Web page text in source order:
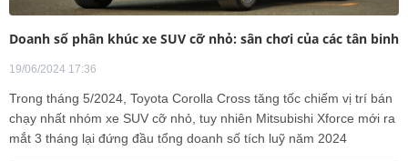
Doanh số phân khúc xe SUV cỡ nhỏ: sân chơi của các tân binh
19/06/2024 17:36
Trong tháng 5/2024, Toyota Corolla Cross tăng tốc chiếm vị trí bán
chạy nhất nhóm xe SUV cỡ nhỏ, tuy nhiên Mitsubishi Xforce mới ra
mắt 3 tháng lại đứng đầu tổng doanh số tích luỹ năm 2024